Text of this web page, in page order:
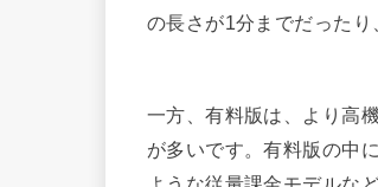
の長さが1分までだったり
一方、有料版は、より高
が多いです。有料版の中